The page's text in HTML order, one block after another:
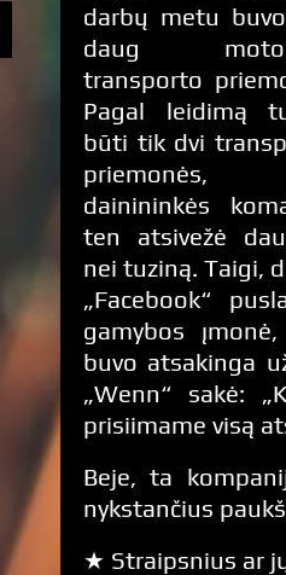
darbų metu
daug
transporto
Pagal leidimą
būti tik dvi
priemonės,
dainininkės
ten atsivežė
nei tuziną. Taigi,
„Facebook“
gamybos
buvo atsakinga
„Wenn“ sakė:
prisiimame visą
Beje, ta
nykstančius
★ Straipsnius ar